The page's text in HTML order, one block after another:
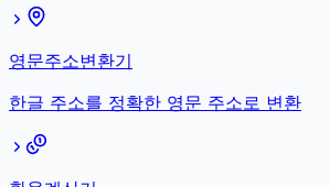
영문주소변환기
한글 주소를 정확한 영문 주소로 변환